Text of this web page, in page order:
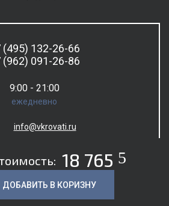
18 765 5
ДОБАВИТЬ В КОРИЗНУ
(495) 132-26-66
(962) 091-26-86
9:00 - 21:00
ежедневно
info@vkrovati.ru
Все права защищены